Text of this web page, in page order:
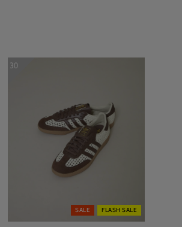
30
SALE FLASH SALE